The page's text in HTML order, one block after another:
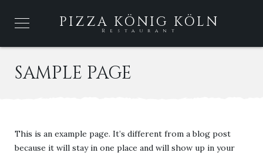
PIZZA KÖNIG KÖLN
Restaurant
SAMPLE PAGE
This is an example page. It’s different from a blog post
because it will stay in one place and will show up in your